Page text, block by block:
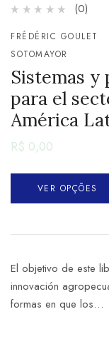
(0)
FRÉDÉRIC GOULET
SOTOMAYOR
Sistemas
para el
América
R$ 0,00
VER OPÇÕES
El objetivo de este
innovación
formas en que los…